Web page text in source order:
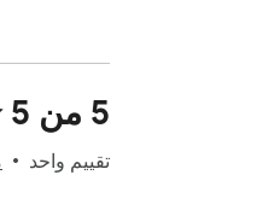
‫5 من 5
تقييم واحد